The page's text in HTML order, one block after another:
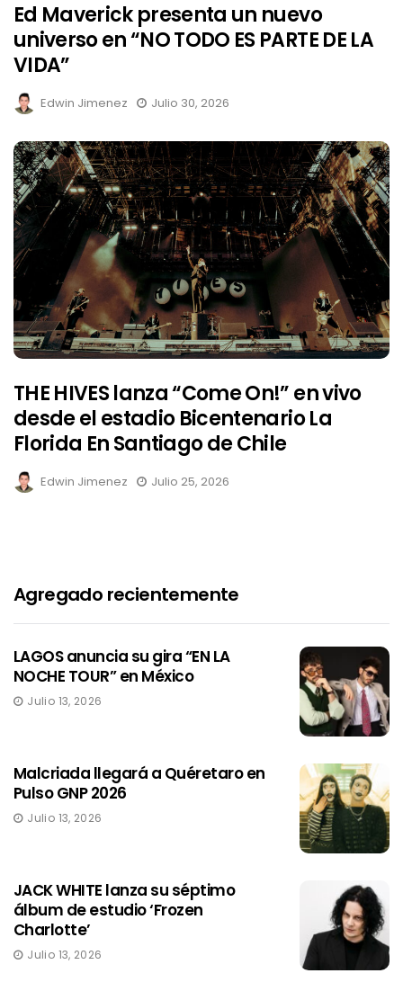
Ed Maverick presenta un nuevo
universo en “NO TODO ES PARTE DE LA
VIDA”
Edwin Jimenez Julio 30, 2026
THE HIVES lanza “Come On!” en vivo
desde el estadio Bicentenario La
Florida En Santiago de Chile
Edwin Jimenez Julio 25, 2026
Agregado recientemente
LAGOS anuncia su gira “EN LA
NOCHE TOUR” en México
Julio 13, 2026
Malcriada llegará a Quéretaro en
Pulso GNP 2026
Julio 13, 2026
JACK WHITE lanza su séptimo
álbum de estudio ‘Frozen
Charlotte’
Julio 13, 2026